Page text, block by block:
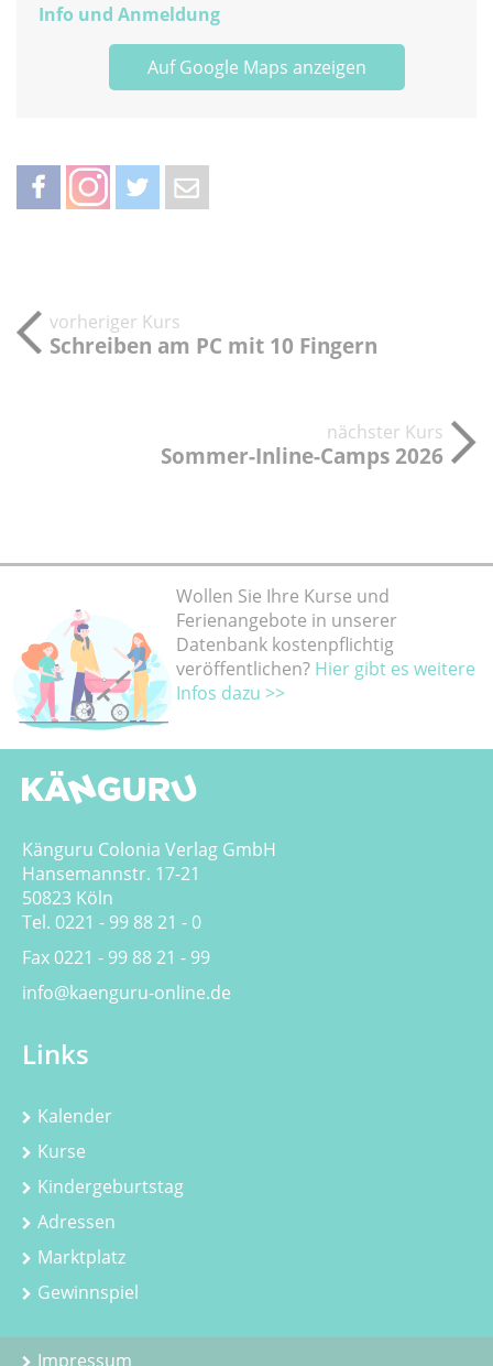
Info und Anmeldung
Auf Google Maps anzeigen
vorheriger Kurs
Schreiben am PC mit 10 Fingern
nächster Kurs
Sommer-Inline-Camps 2026
Wollen Sie Ihre Kurse und
Ferienangebote in unserer
Datenbank kostenpflichtig
veröffentlichen? Hier gibt es weitere
Infos dazu >>
Känguru Colonia Verlag GmbH
Hansemannstr. 17-21
50823 Köln
Tel. 0221 - 99 88 21 - 0
Fax 0221 - 99 88 21 - 99
info@kaenguru-online.de
Links
Kalender
Kurse
Kindergeburtstag
Adressen
Marktplatz
Gewinnspiel
Impressum